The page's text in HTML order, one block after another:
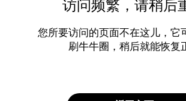
访问频繁，请稍后
您所要访问的页面不在这儿，它
刷牛牛圈，稍后就能恢复